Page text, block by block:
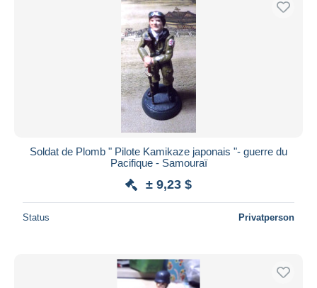
Soldat de Plomb " Pilote Kamikaze japonais "- guerre du
Pacifique - Samouraï
± 9,23 $
Status Privatperson